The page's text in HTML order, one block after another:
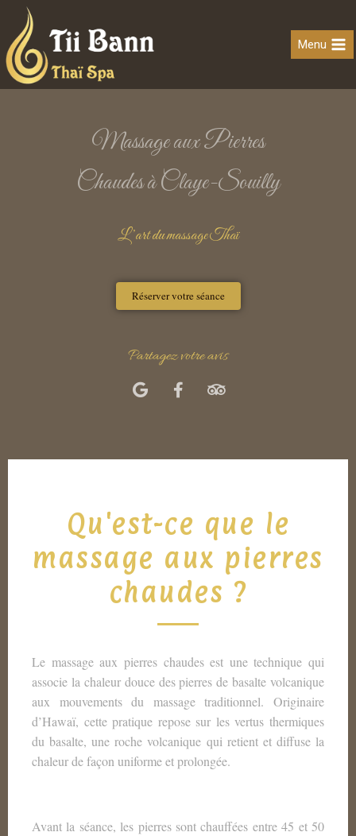
Menu
Massage aux Pierres
Chaudes à Claye-Souilly
L’art du massage Thaï
Réserver votre séance
Partagez votre avis
Qu'est-ce que le
massage aux pierres
chaudes ?
Le massage aux pierres chaudes est une technique qui
associe la chaleur douce des pierres de basalte volcanique
aux mouvements du massage traditionnel. Originaire
d’Hawaï, cette pratique repose sur les vertus thermiques
du basalte, une roche volcanique qui retient et diffuse la
chaleur de façon uniforme et prolongée.
Avant la séance, les pierres sont chauffées entre 45 et 50